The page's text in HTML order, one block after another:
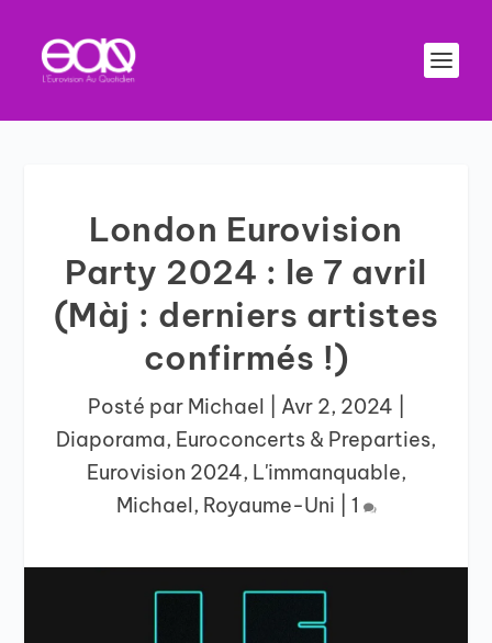
London Eurovision
Party 2024 : le 7 avril
(Màj : derniers artistes
confirmés !)
Posté par Michael Avr 2, 2024
Diaporama, Euroconcerts & Preparties,
Eurovision 2024, L'immanquable,
Michael, Royaume-Uni 1